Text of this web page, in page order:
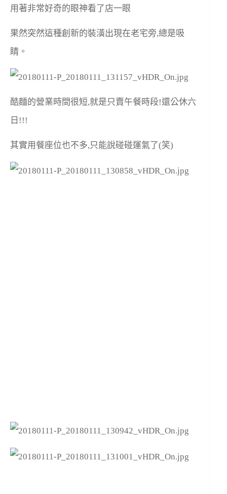
用著非常好奇的眼神看了店一眼
果然突然這種創新的裝潢出現在老宅旁,總是吸
睛。
酷麵的營業時間很短,就是只賣午餐時段!還公休六
日!!!
其實用餐座位也不多,只能說碰碰運氣了(笑)